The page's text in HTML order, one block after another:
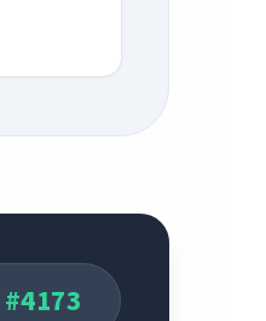
#4173